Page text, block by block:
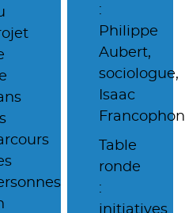
:
Philippe
Aubert,
sociologue,
Isaac
Table
ronde
:
initiatives